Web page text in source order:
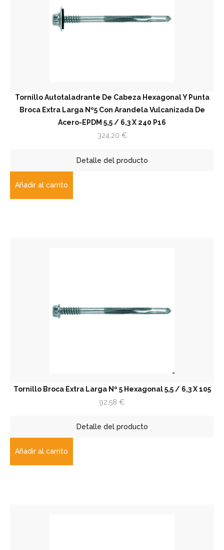
Tornillo Autotaladrante De Cabeza Hexagonal Y Punta
Broca Extra Larga Nº5 Con Arandela Vulcanizada De
Acero-EPDM 5,5 / 6,3 X 240 P16
324,20 €
Detalle del producto
Añadir al carrito
Tornillo Broca Extra Larga Nº 5 Hexagonal 5,5 / 6,3 X 105
92,58 €
Detalle del producto
Añadir al carrito